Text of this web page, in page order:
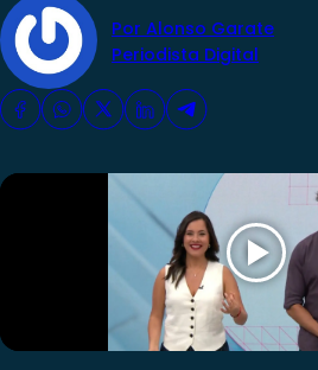
Por Alonso Garate
Periodista Digital
Club De La Comedia
Contigo en Directo
Plan Perfecto
Sabingo